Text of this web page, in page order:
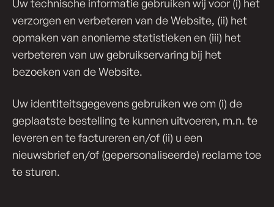
Uw technische informatie gebruiken wij voor (i) het
verzorgen en verbeteren van de Website, (ii) het
opmaken van anonieme statistieken en (iii) het
verbeteren van uw gebruikservaring bij het
bezoeken van de Website.
Uw identiteitsgegevens gebruiken we om (i) de
geplaatste bestelling te kunnen uitvoeren, m.n. te
leveren en te factureren en/of (ii) u een
nieuwsbrief en/of (gepersonaliseerde) reclame toe
te sturen.